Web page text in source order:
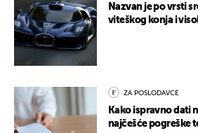
Nazvan je po vrsti
viteškog konja i
ZA POSLODAVCE
Kako ispravno dati
najčešće pogreške